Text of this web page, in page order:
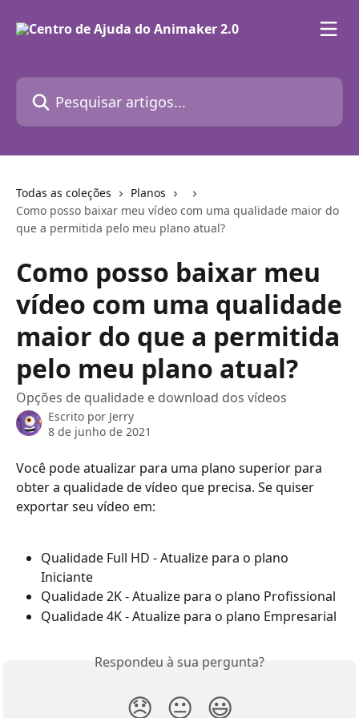
Pesquisar artigos...
Todas as coleções
Planos
Como posso baixar meu vídeo com uma qualidade maior do
que a permitida pelo meu plano atual?
Como posso baixar meu
vídeo com uma qualidade
maior do que a permitida
pelo meu plano atual?
Opções de qualidade e download dos vídeos
Escrito por Jerry
8 de junho de 2021
Você pode atualizar para uma plano superior para
obter a qualidade de vídeo que precisa. Se quiser
exportar seu vídeo em:
Qualidade Full HD - Atualize para o plano
Iniciante
Qualidade 2K - Atualize para o plano Profissional
Qualidade 4K - Atualize para o plano Empresarial
Respondeu à sua pergunta?
😞 😐 😃